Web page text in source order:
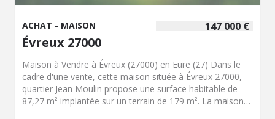
147 000 €
ACHAT - MAISON
Évreux 27000
Maison à Vendre à Évreux (27000) en Eure (27) Dans le
cadre d'une vente, cette maison située à Évreux 27000,
quartier Jean Moulin propose une surface habitable de
87,27 m² implantée sur un terrain de 179 m². La maison